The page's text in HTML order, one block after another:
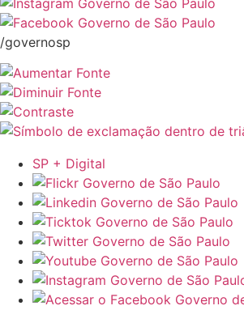
/governosp
SP + Digital